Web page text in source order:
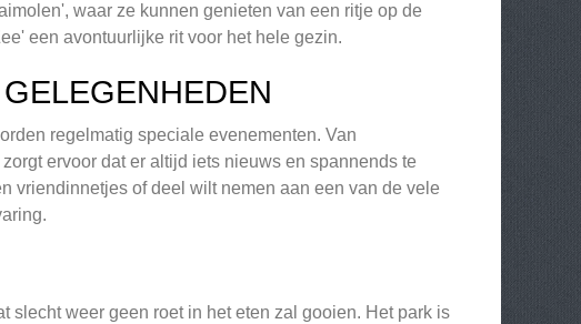
waar ze kunnen genieten van een ritje op de
een avontuurlijke rit voor het hele gezin.
regelmatig speciale evenementen. Van
ervoor dat er altijd iets nieuws en spannends te
vriendinnetjes of deel wilt nemen aan een van de vele
slecht weer geen roet in het eten zal gooien. Het park is